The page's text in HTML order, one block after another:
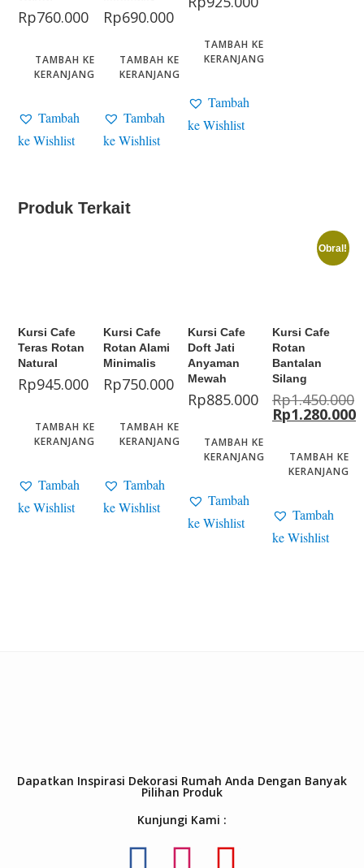
Rp760.000
TAMBAH KE
KERANJANG
Tambah
ke Wishlist
Rp690.000
TAMBAH KE
KERANJANG
Tambah
ke Wishlist
TAMBAH KE
KERANJANG
Tambah
ke Wishlist
Produk Terkait
Kursi Cafe
Teras Rotan
Natural
Rp945.000
TAMBAH KE
KERANJANG
Tambah
ke Wishlist
Kursi Cafe
Rotan Alami
Minimalis
Rp750.000
TAMBAH KE
KERANJANG
Tambah
ke Wishlist
Kursi Cafe
Doft Jati
Anyaman
Mewah
Rp885.000
TAMBAH KE
KERANJANG
Tambah
ke Wishlist
Obral!
Kursi Cafe
Rotan
Bantalan
Silang
Rp1.450.000
Rp1.280.000
TAMBAH KE
KERANJANG
Tambah
ke Wishlist
Dapatkan Inspirasi Dekorasi Rumah Anda Dengan Banyak
Pilihan Produk
Kunjungi Kami :